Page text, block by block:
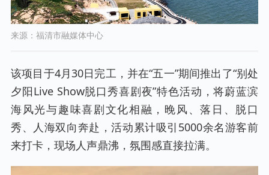
来源：福清市融媒体中心
该项目于4月30日完工，并在“五一”期间推出了“别处
夕阳Live Show脱口秀喜剧夜”特色活动，将蔚蓝滨
海风光与趣味喜剧文化相融，晚风、落日、脱口
秀、人海双向奔赴，活动累计吸引5000余名游客前
来打卡，现场人声鼎沸，氛围感直接拉满。